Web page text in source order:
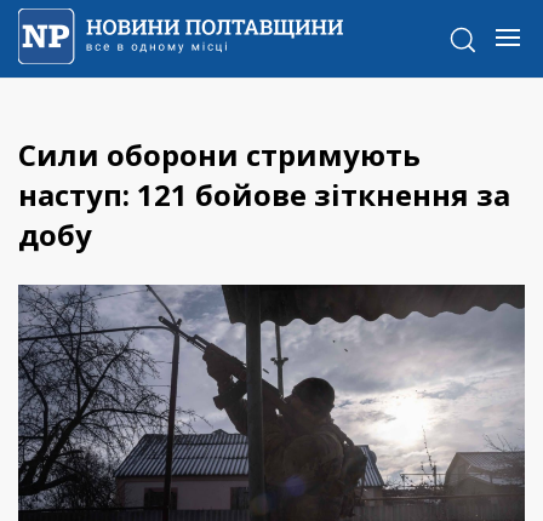
Сили оборони стримують
наступ: 121 бойове зіткнення за
добу